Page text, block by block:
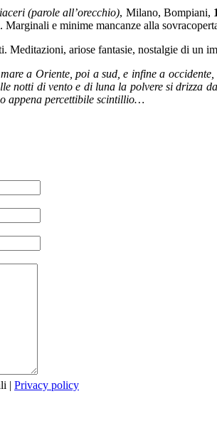
(parole all’orecchio), Milano, Bompiani,
e minime mancanze alla
Meditazioni, ariose fantasie, nostalgie di un
a Oriente, poi a sud, e infine a
notti di vento e di luna la polvere si drizza
appena percettibile scintillio…
| Privacy policy